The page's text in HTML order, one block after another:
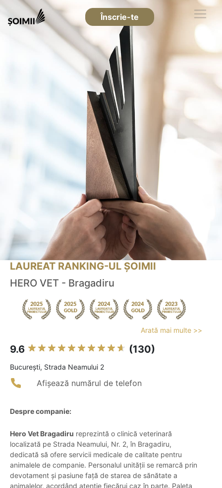
Înscrie-te
LAUREAT RANKING-UL ȘOIMII
HERO VET - Bragadiru
Arată mai multe >>
9.6 (130)
Bucureşti, Strada Neamului 2
Afișează numărul de telefon
Despre companie:
Hero Vet Bragadiru reprezintă o clinică veterinară
localizată pe Strada Neamului, Nr. 2, în Bragadiru,
dedicată să ofere servicii medicale de calitate pentru
animalele de companie. Personalul unității se remarcă prin
devotament și pasiune față de starea de sănătate a
animalelor, acordând atenție fiecărui caz în parte. Paleta